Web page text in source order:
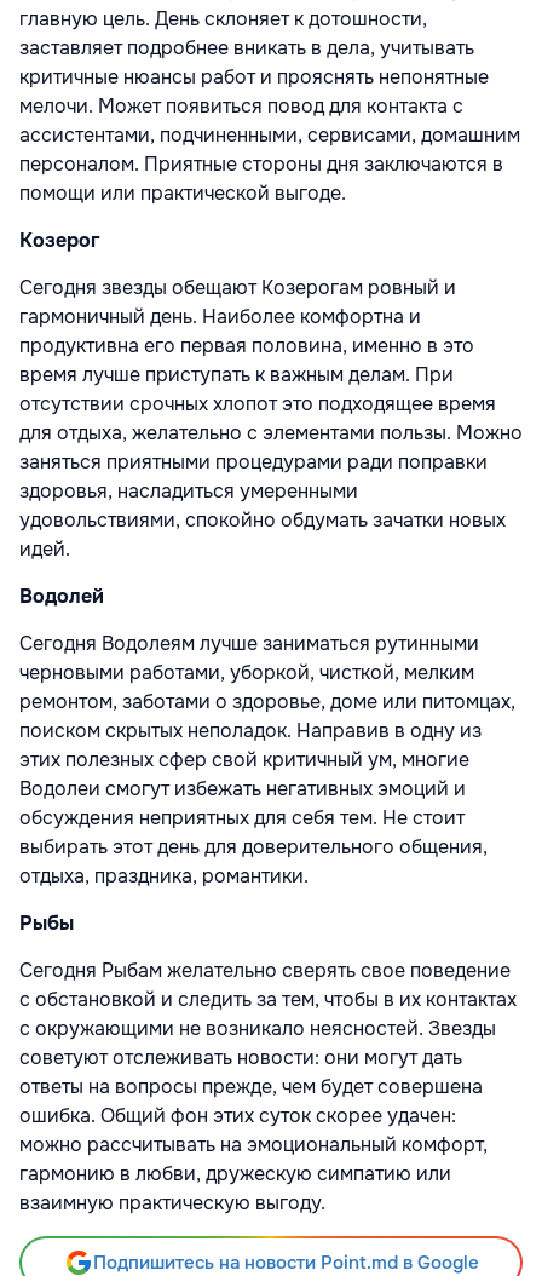
главную цель. День склоняет к дотошности,
заставляет подробнее вникать в дела, учитывать
критичные нюансы работ и прояснять непонятные
мелочи. Может появиться повод для контакта с
ассистентами, подчиненными, сервисами, домашним
персоналом. Приятные стороны дня заключаются в
помощи или практической выгоде.
Козерог
Сегодня звезды обещают Козерогам ровный и
гармоничный день. Наиболее комфортна и
продуктивна его первая половина, именно в это
время лучше приступать к важным делам. При
отсутствии срочных хлопот это подходящее время
для отдыха, желательно с элементами пользы. Можно
заняться приятными процедурами ради поправки
здоровья, насладиться умеренными
удовольствиями, спокойно обдумать зачатки новых
идей.
Водолей
Сегодня Водолеям лучше заниматься рутинными
черновыми работами, уборкой, чисткой, мелким
ремонтом, заботами о здоровье, доме или питомцах,
поиском скрытых неполадок. Направив в одну из
этих полезных сфер свой критичный ум, многие
Водолеи смогут избежать негативных эмоций и
обсуждения неприятных для себя тем. Не стоит
выбирать этот день для доверительного общения,
отдыха, праздника, романтики.
Рыбы
Сегодня Рыбам желательно сверять свое поведение
с обстановкой и следить за тем, чтобы в их контактах
с окружающими не возникало неясностей. Звезды
советуют отслеживать новости: они могут дать
ответы на вопросы прежде, чем будет совершена
ошибка. Общий фон этих суток скорее удачен:
можно рассчитывать на эмоциональный комфорт,
гармонию в любви, дружескую симпатию или
взаимную практическую выгоду.
Подпишитесь на новости Point.md в Google